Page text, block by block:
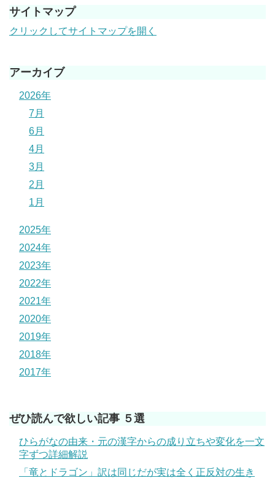
サイトマップ
クリックしてサイトマップを開く
アーカイブ
2026年
7月
6月
4月
3月
2月
1月
2025年
2024年
2023年
2022年
2021年
2020年
2019年
2018年
2017年
ぜひ読んで欲しい記事 ５選
ひらがなの由来・元の漢字からの成り立ちや変化を一文
字ずつ詳細解説
「竜とドラゴン」訳は同じだが実は全く正反対の生き